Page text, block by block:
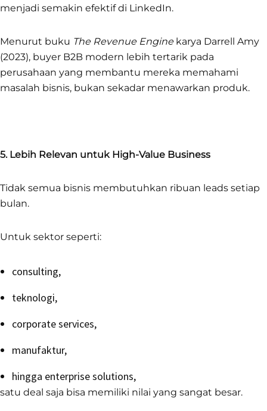
menjadi semakin efektif di LinkedIn.
Menurut buku The Revenue Enginekarya Darrell Amy
(2023), buyer B2B modern lebih tertarik pada
perusahaan yang membantu mereka memahami
masalah bisnis, bukan sekadar menawarkan produk.
5. Lebih Relevan untuk High-Value Business
Tidak semua bisnis membutuhkan ribuan leads setiap
bulan.
Untuk sektor seperti:
consulting,
teknologi,
corporate services,
manufaktur,
hingga enterprise solutions,
satu deal saja bisa memiliki nilai yang sangat besar.